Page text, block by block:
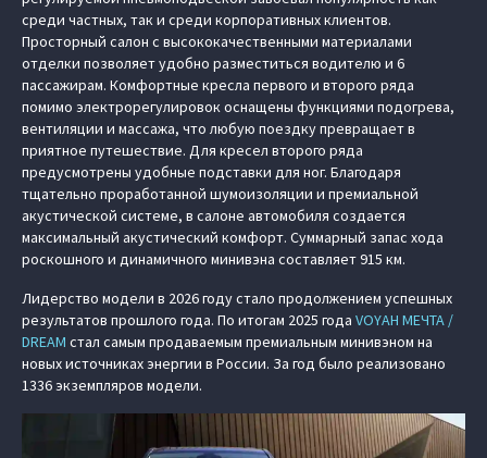
среди частных, так и среди корпоративных клиентов.
Просторный салон с высококачественными материалами
отделки позволяет удобно разместиться водителю и 6
пассажирам. Комфортные кресла первого и второго ряда
помимо электрорегулировок оснащены функциями подогрева,
вентиляции и массажа, что любую поездку превращает в
приятное путешествие. Для кресел второго ряда
предусмотрены удобные подставки для ног. Благодаря
тщательно проработанной шумоизоляции и премиальной
акустической системе, в салоне автомобиля создается
максимальный акустический комфорт. Суммарный запас хода
роскошного и динамичного минивэна составляет 915 км.
Лидерство модели в 2026 году стало продолжением успешных
результатов прошлого года. По итогам 2025 года VOYAH МЕЧТА /
DREAM стал самым продаваемым премиальным минивэном на
новых источниках энергии в России. За год было реализовано
1336 экземпляров модели.